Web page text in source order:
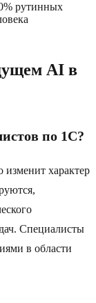
рутинных
AI в
по 1C?
изменит характер
Специалисты
в области